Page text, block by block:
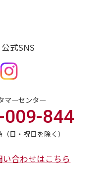
式SNS
マーセンター
日・祝日を除く）
009-844
合わせはこちら